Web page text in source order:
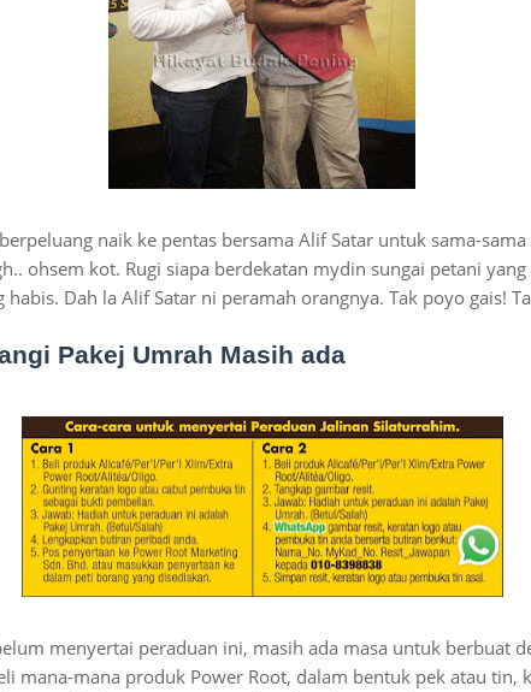
naik ke pentas bersama Alif Satar untuk sama-
ohsem kot. Rugi siapa berdekatan mydin sungai petani yang
Dah la Alif Satar ni peramah orangnya. Tak poyo gais!
Pakej Umrah Masih ada
menyertai peraduan ini, masih ada masa untuk berbuat
mana-mana produk Power Root, dalam bentuk pek atau tin,